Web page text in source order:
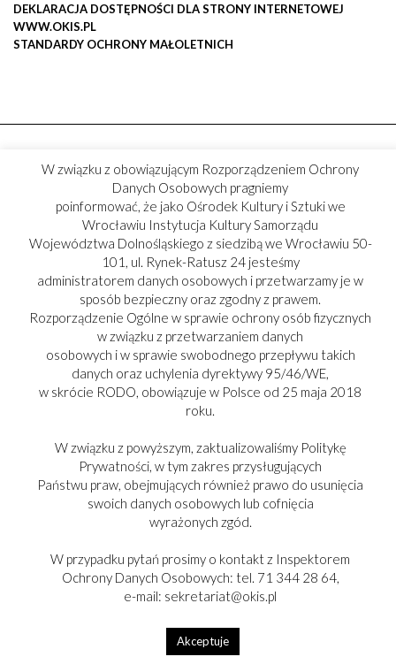
DEKLARACJA DOSTĘPNOŚCI DLA STRONY INTERNETOWEJ
WWW.OKIS.PL
STANDARDY OCHRONY MAŁOLETNICH
W związku z obowiązującym Rozporządzeniem Ochrony
Danych Osobowych pragniemy
poinformować, że jako Ośrodek Kultury i Sztuki we
Wrocławiu Instytucja Kultury Samorządu
Województwa Dolnośląskiego z siedzibą we Wrocławiu 50-
101, ul. Rynek-Ratusz 24 jesteśmy
administratorem danych osobowych i przetwarzamy je w
sposób bezpieczny oraz zgodny z prawem.
Rozporządzenie Ogólne w sprawie ochrony osób fizycznych
w związku z przetwarzaniem danych
osobowych i w sprawie swobodnego przepływu takich
danych oraz uchylenia dyrektywy 95/46/WE,
w skrócie RODO, obowiązuje w Polsce od 25 maja 2018
roku.
W związku z powyższym, zaktualizowaliśmy Politykę
Prywatności, w tym zakres przysługujących
Państwu praw, obejmujących również prawo do usunięcia
swoich danych osobowych lub cofnięcia
wyrażonych zgód.
W przypadku pytań prosimy o kontakt z Inspektorem
Ochrony Danych Osobowych: tel. 71 344 28 64,
e-mail: sekretariat@okis.pl
Akceptuje